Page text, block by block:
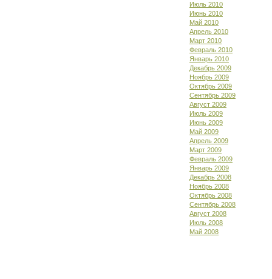
Июль 2010
Июнь 2010
Май 2010
Апрель 2010
Март 2010
Февраль 2010
Январь 2010
Декабрь 2009
Ноябрь 2009
Октябрь 2009
Сентябрь 2009
Август 2009
Июль 2009
Июнь 2009
Май 2009
Апрель 2009
Март 2009
Февраль 2009
Январь 2009
Декабрь 2008
Ноябрь 2008
Октябрь 2008
Сентябрь 2008
Август 2008
Июль 2008
Май 2008